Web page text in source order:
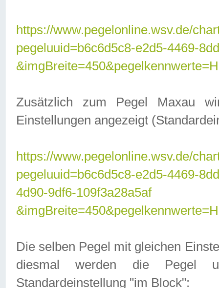
https://www.pegelonline.wsv.de/
pegeluuid=b6c6d5c8-e2d5-4469-
Zusätzlich zum Pegel Maxau
Einstellungen angezeigt
https://www.pegelonline.wsv.de/
pegeluuid=b6c6d5c8-e2d5-4469-
4d90-9df6-109f3a28a5af
Die selben Pegel mit gleichen
diesmal werden die Pegel
Standardeinstellung "im Block":